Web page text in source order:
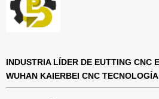
INDUSTRIA LÍDER DE EUTTING CNC
WUHAN KAIERBEI CNC